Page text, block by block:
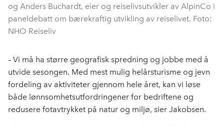
og Anders Buchardt, eier og reiselivsutvikler av AlpinCo i
paneldebatt om bærekraftig utvikling av reiselivet. Foto:
NHO Reiseliv
– Vi må ha større geografisk spredning og jobbe med å
utvide sesongen. Med mest mulig helårsturisme og jevn
fordeling av aktiviteter gjennom hele året, kan vi løse
både lønnsomhetsutfordringener for bedriftene og
redusere fotavtrykket på natur og miljø, sier Jakobsen.